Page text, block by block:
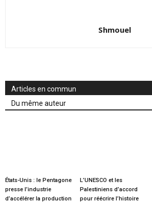
Shmouel
Articles en commun
Du même auteur
États-Unis : le Pentagone
presse l’industrie
d’accélérer la production
L’UNESCO et les
Palestiniens d’accord
pour réécrire l’histoire